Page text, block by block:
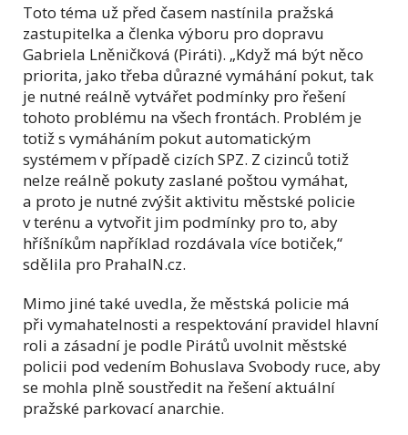
Toto téma už před časem nastínila pražská
zastupitelka a členka výboru pro dopravu
Gabriela Lněničková (Piráti). „Když má být něco
priorita, jako třeba důrazné vymáhání pokut, tak
je nutné reálně vytvářet podmínky pro řešení
tohoto problému na všech frontách. Problém je
totiž s vymáháním pokut automatickým
systémem v případě cizích SPZ. Z cizinců totiž
nelze reálně pokuty zaslané poštou vymáhat,
a proto je nutné zvýšit aktivitu městské policie
v terénu a vytvořit jim podmínky pro to, aby
hříšníkům například rozdávala více botiček,“
sdělila pro PrahaIN.cz.
Mimo jiné také uvedla, že městská policie má
při vymahatelnosti a respektování pravidel hlavní
roli a zásadní je podle Pirátů uvolnit městské
policii pod vedením Bohuslava Svobody ruce, aby
se mohla plně soustředit na řešení aktuální
pražské parkovací anarchie.